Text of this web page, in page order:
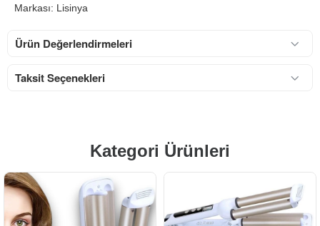
Markası: Lisinya
Ürün Değerlendirmeleri
Taksit Seçenekleri
Kategori Ürünleri